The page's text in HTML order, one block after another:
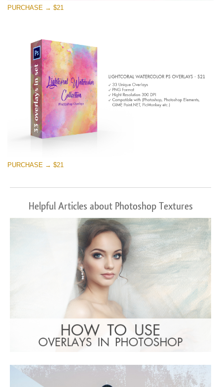
PURCHASE → $21
PURCHASE → $21
Helpful Articles about Photoshop Textures